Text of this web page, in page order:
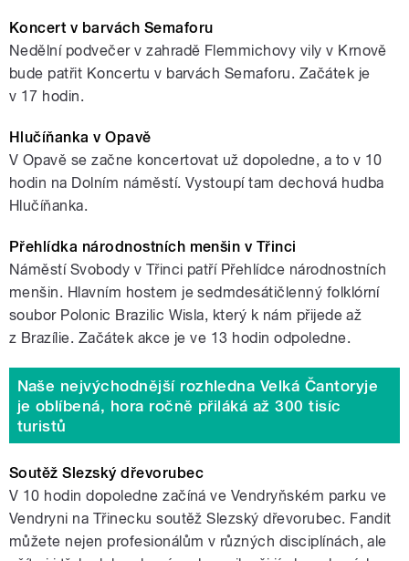
Koncert v barvách Semaforu
Nedělní podvečer v zahradě Flemmichovy vily v Krnově
bude patřit Koncertu v barvách Semaforu. Začátek je
v 17 hodin.
Hlučíňanka v Opavě
V Opavě se začne koncertovat už dopoledne, a to v 10
hodin na Dolním náměstí. Vystoupí tam dechová hudba
Hlučíňanka.
Přehlídka národnostních menšin v Třinci
Náměstí Svobody v Třinci patří Přehlídce národnostních
menšin. Hlavním hostem je sedmdesátičlenný folklórní
soubor Polonic Brazilic Wisla, který k nám přijede až
z Brazílie. Začátek akce je ve 13 hodin odpoledne.
Naše nejvýchodnější rozhledna Velká Čantoryje
je oblíbená, hora ročně přiláká až 300 tisíc
turistů
Soutěž Slezský dřevorubec
V 10 hodin dopoledne začíná ve Vendryňském parku ve
Vendryni na Třinecku soutěž Slezský dřevorubec. Fandit
můžete nejen profesionálům v různých disciplínách, ale